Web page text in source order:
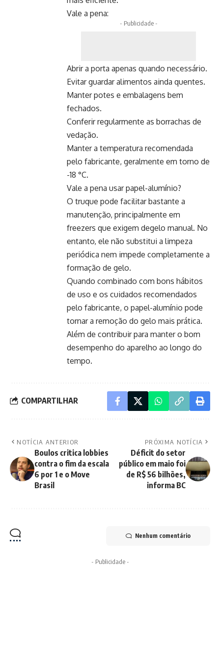
Vale a pena:
- Publicidade -
Abrir a porta apenas quando necessário.
Evitar guardar alimentos ainda quentes.
Manter potes e embalagens bem
fechados.
Conferir regularmente as borrachas de
vedação.
Manter a temperatura recomendada
pelo fabricante, geralmente em torno de
-18 °C.
Vale a pena usar papel-alumínio?
O truque pode facilitar bastante a
manutenção, principalmente em
freezers que exigem degelo manual. No
entanto, ele não substitui a limpeza
periódica nem impede completamente a
formação de gelo.
Quando combinado com bons hábitos
de uso e os cuidados recomendados
pelo fabricante, o papel-alumínio pode
tornar a remoção do gelo mais prática.
Além de contribuir para manter o bom
desempenho do aparelho ao longo do
tempo.
COMPARTILHAR
NOTÍCIA ANTERIOR
Boulos critica lobbies
contra o fim da escala
6 por 1 e o Move
Brasil
PRÓXIMA NOTÍCIA
Déficit do setor
público em maio foi
de R$ 56 bilhões,
informa BC
Nenhum comentário
- Publicidade -